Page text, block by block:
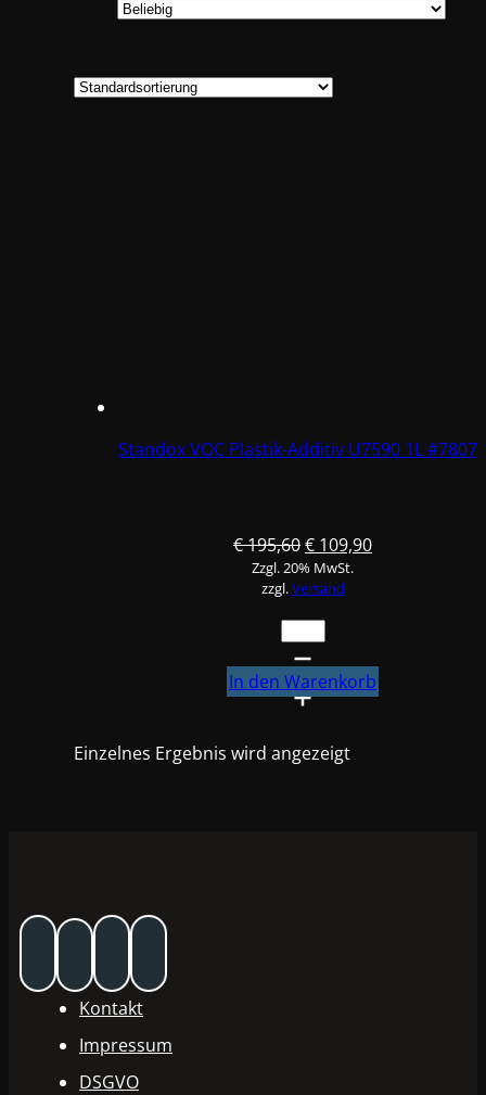
Standox VOC Plastik-Additiv U7590 1L #78077
€195,60Ursprünglicher
Preis
war:
€ 195,60
€ 109,90Aktueller
Zzgl. 20% MwSt.
zzgl.Versand
Standox
VOC
Plastik-
Additiv
1L
In den Warenkorb
Einzelnes Ergebnis wird angezeigt
Kontakt
Impressum
DSGVO